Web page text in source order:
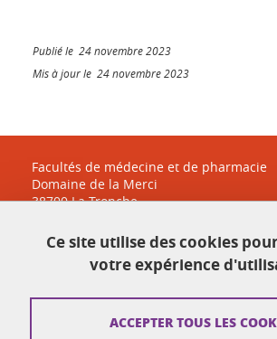
Publié le 24 novembre 2023
Mis à jour le 24 novembre 2023
Facultés de médecine et de pharmacie
Domaine de la Merci
38700 La Tronche
sante-accueil@univ-grenoble-alpes.fr
04 38 38 83 30
Ce site utilise des cookies
votre expérience
ACCEPTER TOUS LES